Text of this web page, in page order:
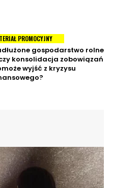
PROMOCYJNY
gospodarstwo rolne
konsolidacja zobowiązań
wyjść z kryzysu